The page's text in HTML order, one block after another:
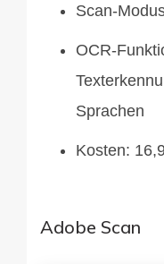
Scan-
OCR-
Sprachen
Kosten:
Adobe Scan